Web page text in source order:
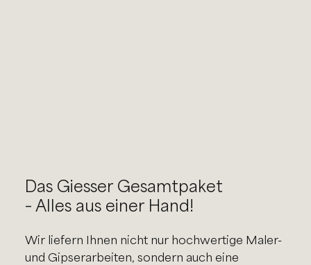
Das Giesser Gesamtpaket
– Alles aus einer Hand!
Wir liefern Ihnen nicht nur hochwertige Maler-
und Gipserarbeiten, sondern auch eine